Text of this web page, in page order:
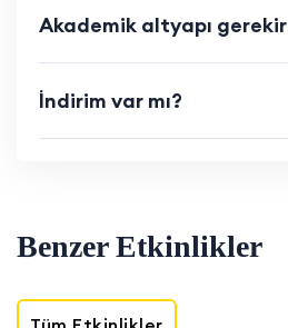
Akademik altyapı
İndirim var mı?
Benzer Etkinlikler